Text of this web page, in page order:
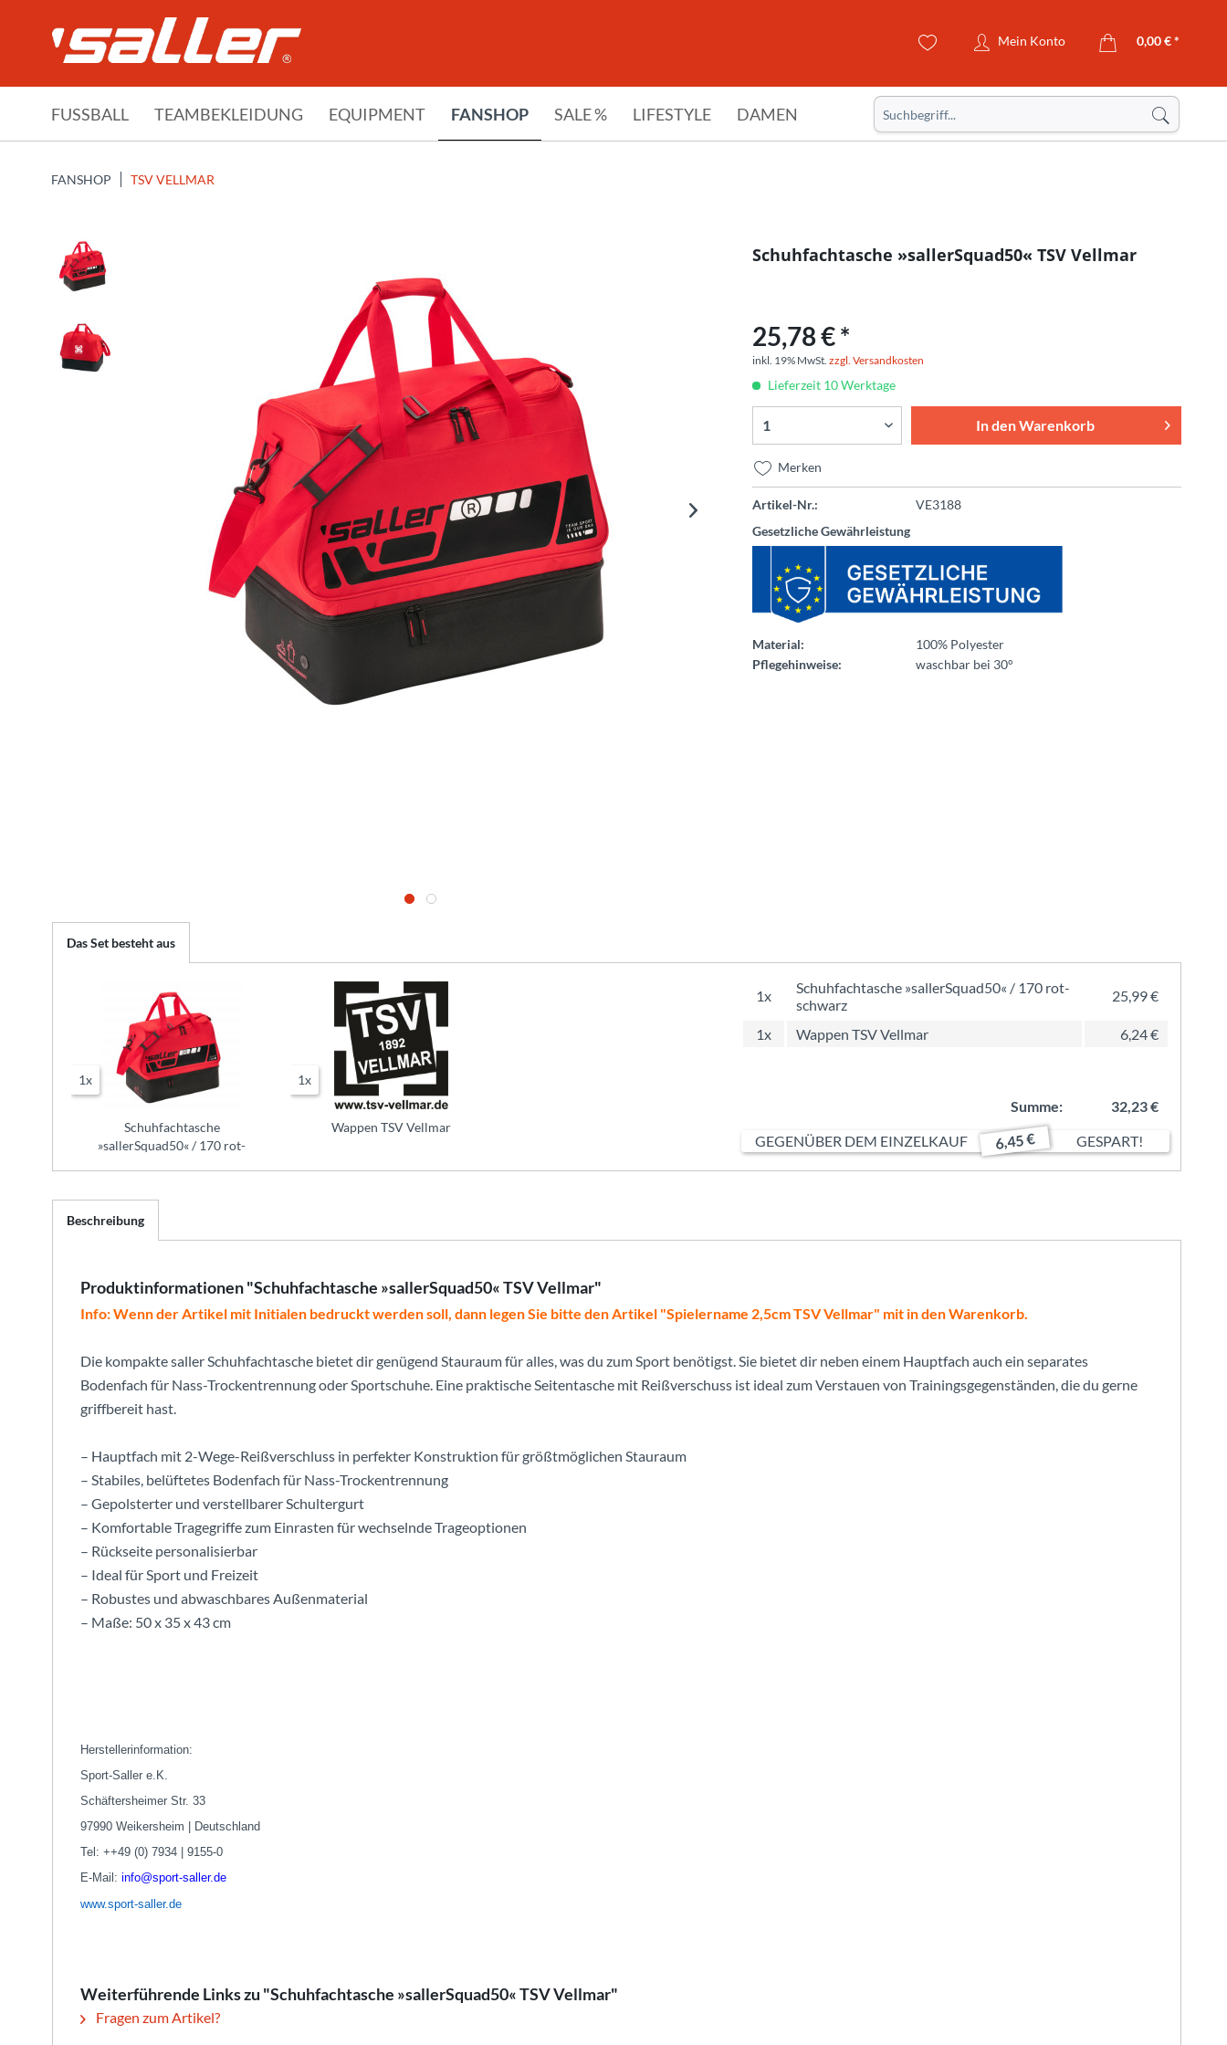
Mein Konto 0,00 € *
FUSSBALL TEAMBEKLEIDUNG EQUIPMENT FANSHOP SALE % LIFESTYLE DAMEN
FANSHOP TSV VELLMAR
Schuhfachtasche »sallerSquad50« TSV Vellmar
25,78 € *
inkl. 19% MwSt. zzgl. Versandkosten
Lieferzeit 10 Werktage
In denWarenkorb
Merken
Artikel-Nr.:
VE3188
Gesetzliche Gewährleistung
Material:
100% Polyester
Pflegehinweise:
waschbar bei 30°
Das Set besteht aus
1x
Schuhfachtasche
»sallerSquad50« / 170 rot-
1x
Wappen TSV Vellmar
1x
Schuhfachtasche »sallerSquad50« / 170 rot-
schwarz
25,99 €
1x Wappen TSV Vellmar 6,24 €
Summe:
32,23 €
GEGENÜBER DEM EINZELKAUF
6,45 € GESPART!
Beschreibung
Produktinformationen "Schuhfachtasche »sallerSquad50« TSV Vellmar"
Info: Wenn der Artikel mit Initialen bedruckt werden soll, dann legen Sie bitte den Artikel "Spielername 2,5cm TSV Vellmar" mit in den Warenkorb.
Die kompakte saller Schuhfachtasche bietet dir genügend Stauraum für alles, was du zum Sport benötigst. Sie bietet dir neben einem Hauptfach auch ein separates
Bodenfach für Nass-Trockentrennung oder Sportschuhe. Eine praktische Seitentasche mit Reißverschuss ist ideal zum Verstauen von Trainingsgegenständen, die du gerne
griffbereit hast.
– Hauptfach mit 2-Wege-Reißverschluss in perfekter Konstruktion für größtmöglichen Stauraum
– Stabiles, belüftetes Bodenfach für Nass-Trockentrennung
– Gepolsterter und verstellbarer Schultergurt
– Komfortable Tragegriffe zum Einrasten für wechselnde Trageoptionen
– Rückseite personalisierbar
– Ideal für Sport und Freizeit
– Robustes und abwaschbares Außenmaterial
– Maße: 50 x 35 x 43 cm
Herstellerinformation:
Sport-Saller e.K.
Schäftersheimer Str. 33
97990 Weikersheim | Deutschland
Tel: ++49 (0) 7934 | 9155-0
E-Mail: info@sport-saller.de
www.sport-saller.de
Weiterführende Links zu "Schuhfachtasche »sallerSquad50« TSV Vellmar"
Fragen zum Artikel?